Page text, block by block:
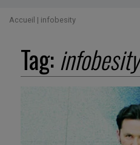
Accueil | infobesity
Tag:infobesity